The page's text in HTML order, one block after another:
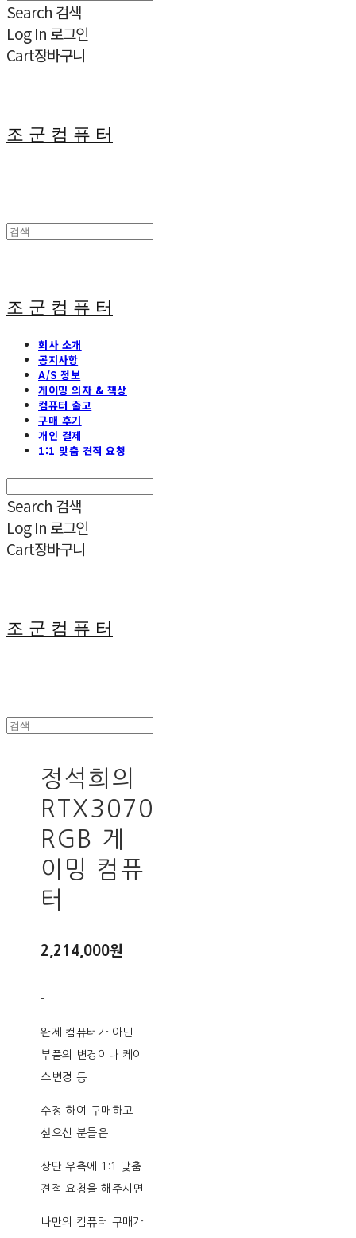
Search 검색
Log In 로그인
Cart장바구니
조 군 컴 퓨 터
조 군 컴 퓨 터
회사 소개
공지사항
A/S 정보
게이밍 의자 & 책상
컴퓨터 출고
구매 후기
개인 결제
1:1 맞춤 견적 요청
Search 검색
Log In 로그인
Cart장바구니
조 군 컴 퓨 터
정석희의
RTX3070
RGB 게
이밍 컴퓨
터
2,214,000원
-
완제 컴퓨터가 아닌
부품의 변경이나 케이
스변경 등
수정 하여 구매하고
싶으신 분들은
상단 우측에 1:1 맞춤
견적 요청을 해주시면
나만의 컴퓨터 구매가